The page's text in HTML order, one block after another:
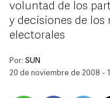
voluntad de los
y decisiones de los
electorales
Por: SUN
20 de noviembre de 2008 -